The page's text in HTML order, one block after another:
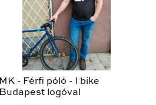
MK - Férfi póló - I bike
Budapest logóval